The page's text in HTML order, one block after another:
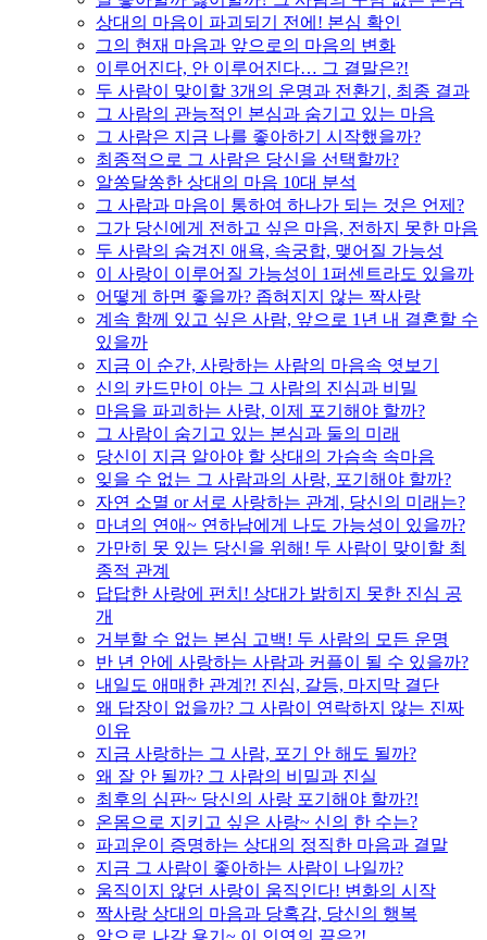
상대의 마음이 파괴되기 전에! 본심 확인
그의 현재 마음과 앞으로의 마음의 변화
이루어진다, 안 이루어진다… 그 결말은?!
두 사람이 맞이할 3개의 운명과 전환기, 최종 결과
그 사람의 관능적인 본심과 숨기고 있는 마음
그 사람은 지금 나를 좋아하기 시작했을까?
최종적으로 그 사람은 당신을 선택할까?
알쏭달쏭한 상대의 마음 10대 분석
그 사람과 마음이 통하여 하나가 되는 것은 언제?
그가 당신에게 전하고 싶은 마음, 전하지 못한 마음
두 사람의 숨겨진 애욕, 속궁합, 맺어질 가능성
이 사랑이 이루어질 가능성이 1퍼센트라도 있을까
어떻게 하면 좋을까? 좁혀지지 않는 짝사랑
계속 함께 있고 싶은 사람, 앞으로 1년 내 결혼할 수
있을까
지금 이 순간, 사랑하는 사람의 마음속 엿보기
신의 카드만이 아는 그 사람의 진심과 비밀
마음을 파괴하는 사랑, 이제 포기해야 할까?
그 사람이 숨기고 있는 본심과 둘의 미래
당신이 지금 알아야 할 상대의 가슴속 속마음
잊을 수 없는 그 사람과의 사랑, 포기해야 할까?
자연 소멸 or 서로 사랑하는 관계, 당신의 미래는?
마녀의 연애~ 연하남에게 나도 가능성이 있을까?
가만히 못 있는 당신을 위해! 두 사람이 맞이할 최
종적 관계
답답한 사랑에 펀치! 상대가 밝히지 못한 진심 공
개
거부할 수 없는 본심 고백! 두 사람의 모든 운명
반 년 안에 사랑하는 사람과 커플이 될 수 있을까?
내일도 애매한 관계?! 진심, 갈등, 마지막 결단
왜 답장이 없을까? 그 사람이 연락하지 않는 진짜
이유
지금 사랑하는 그 사람, 포기 안 해도 될까?
왜 잘 안 될까? 그 사람의 비밀과 진실
최후의 심판~ 당신의 사랑 포기해야 할까?!
온몸으로 지키고 싶은 사랑~ 신의 한 수는?
파괴운이 증명하는 상대의 정직한 마음과 결말
지금 그 사람이 좋아하는 사람이 나일까?
움직이지 않던 사랑이 움직인다! 변화의 시작
짝사랑 상대의 마음과 당혹감, 당신의 행복
앞으로 나갈 용기~ 이 인연의 끝은?!